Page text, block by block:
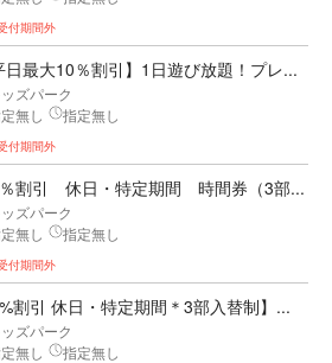
付期間外
日最大10％割引】1日遊び放題！プレ...
ズパーク
無し
指定無し
付期間外
％割引 休日・特定期間 時間券（3部...
ズパーク
無し
指定無し
付期間外
割引 休日・特定期間＊3部入替制】...
ズパーク
無し
指定無し